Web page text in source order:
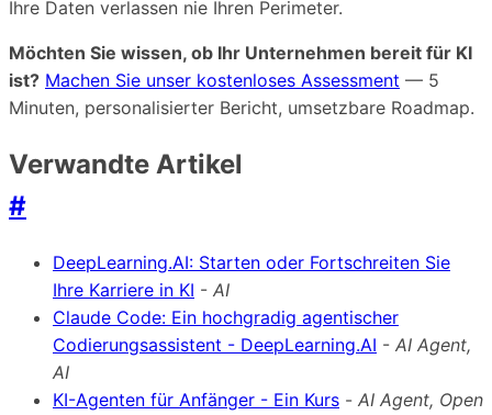
Ihre Daten verlassen nie Ihren Perimeter.
Möchten Sie wissen, ob Ihr Unternehmen bereit für KI
ist? Machen Sie unser kostenloses Assessment — 5
Minuten, personalisierter Bericht, umsetzbare Roadmap.
Verwandte Artikel
#
DeepLearning.AI: Starten oder Fortschreiten Sie
Ihre Karriere in KI - AI
Claude Code: Ein hochgradig agentischer
Codierungsassistent - DeepLearning.AI - AI Agent,
AI
KI-Agenten für Anfänger - Ein Kurs - AI Agent, Open